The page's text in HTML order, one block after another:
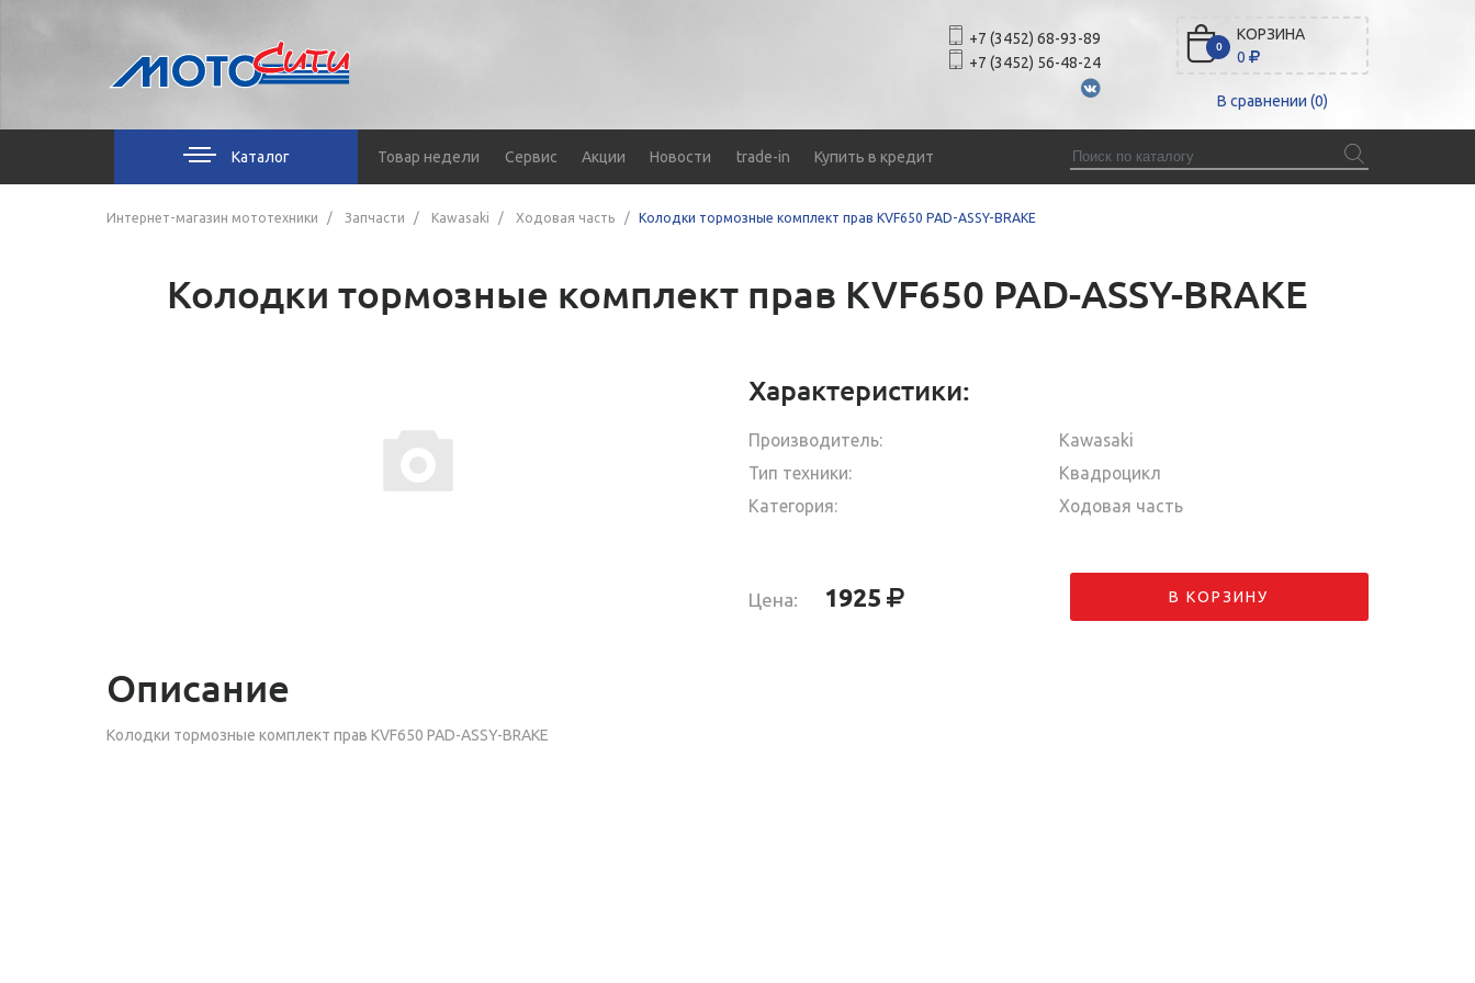
+7 (3452) 68-93-89
+7 (3452) 56-48-24
0
КОРЗИНА
0
В сравнении (0)
Каталог Товар недели Сервис Акции Новости trade-in Купить в кредит
Интернет-магазин мототехники Запчасти Kawasaki Ходовая часть Колодки тормозные комплект прав KVF650 PAD-ASSY-BRAKE
Колодки тормозные комплект прав KVF650 PAD-ASSY-BRAKE
Характеристики:
Производитель:
Kawasaki
Тип техники:
Квадроцикл
Категория:
Ходовая часть
Цена: 1925 В КОРЗИНУ
Описание
Колодки тормозные комплект прав KVF650 PAD-ASSY-BRAKE